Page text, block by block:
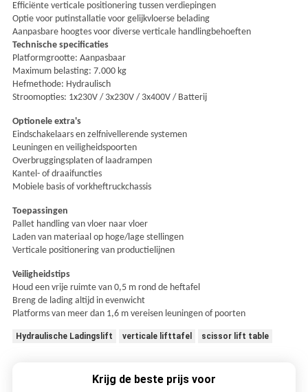
Efficiënte verticale positionering tussen verdiepingen
Optie voor putinstallatie voor gelijkvloerse belading
Aanpasbare hoogtes voor diverse verticale handlingbehoeften
Technische specificaties
Platformgrootte: Aanpasbaar
Maximum belasting: 7.000 kg
Hefmethode: Hydraulisch
Stroomopties: 1x230V / 3x230V / 3x400V / Batterij
Optionele extra's
Eindschakelaars en zelfnivellerende systemen
Leuningen en veiligheidspoorten
Overbruggingsplaten of laadrampen
Kantel- of draaifuncties
Mobiele basis of vorkheftruckchassis
Toepassingen
Pallet handling van vloer naar vloer
Laden van materiaal op hoge/lage stellingen
Verticale positionering van productielijnen
Veiligheidstips
Houd een vrije ruimte van 0,5 m rond de heftafel
Breng de lading altijd in evenwicht
Platforms van meer dan 1,6 m vereisen leuningen of poorten
Hydraulische Ladingslift verticale lifttafel scissor lift table
Krijg de beste prijs voor